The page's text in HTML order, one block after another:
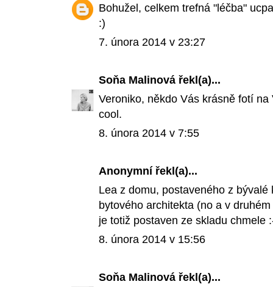
Bohužel, celkem trefná "léčba"
:)
7. února 2014 v 23:27
Soňa Malinová řekl(a)...
Veroniko, někdo Vás krásně fotí
cool.
8. února 2014 v 7:55
Anonymní řekl(a)...
Lea z domu, postaveného z
bytového architekta (no a v
je totiž postaven ze skladu chmele
8. února 2014 v 15:56
Soňa Malinová řekl(a)...